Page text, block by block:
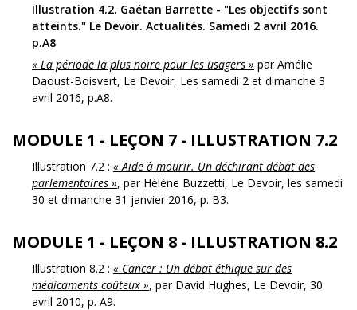
Illustration 4.2. Gaétan Barrette - "Les objectifs sont
atteints." Le Devoir. Actualités. Samedi 2 avril 2016.
p.A8
« La période la plus noire pour les usagers » par Amélie
Daoust-Boisvert, Le Devoir, Les samedi 2 et dimanche 3
avril 2016, p.A8.
MODULE 1 - LEÇON 7 - ILLUSTRATION 7.2
Illustration 7.2 : « Aide à mourir. Un déchirant débat des
parlementaires », par Hélène Buzzetti, Le Devoir, les samedi
30 et dimanche 31 janvier 2016, p. B3.
MODULE 1 - LEÇON 8 - ILLUSTRATION 8.2
Illustration 8.2 : « Cancer : Un débat éthique sur des
médicaments coûteux », par David Hughes, Le Devoir, 30
avril 2010, p. A9.